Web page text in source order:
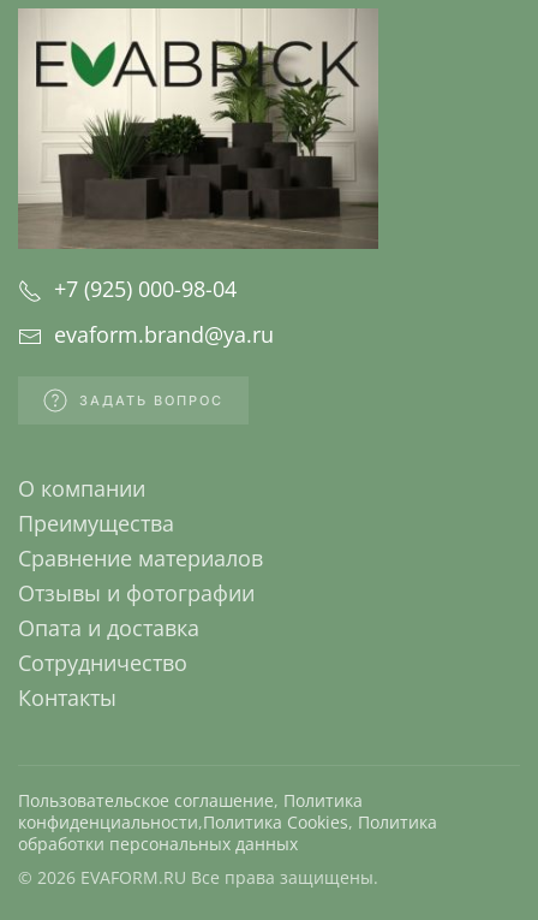
+7 (925) 000-98-04
evaform.brand@ya.ru
ЗАДАТЬ ВОПРОС
О компании
Преимущества
Сравнение материалов
Отзывы и фотографии
Опата и доставка
Сотрудничество
Контакты
Пользовательское соглашение, Политика
конфиденциальности,Политика Cookies, Политика
обработки персональных данных
© 2026 EVAFORM.RU Все права защищены.